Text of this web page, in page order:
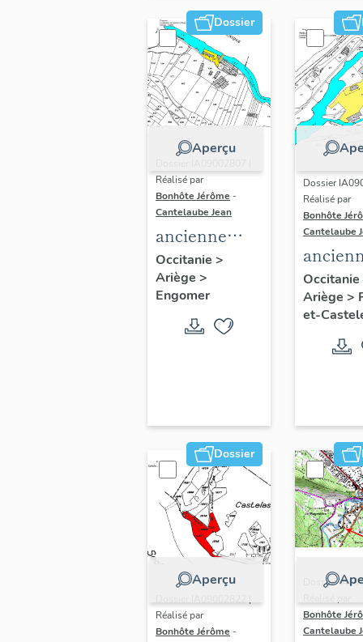
Dossier
Aperçu
Réalisé par
Bonhôte Jérôme -
Cantelaube Jean
ancienne
forge à la
catalane
Occitanie >
Ariège >
Engomer
Dossier
Réalisé par
Bonhôte
Cantelaube
forge à
forge
Occitanie
Ariège >
et-
Dossier
Aperçu
Réalisé par
Bonhôte Jérôme -
Dossier
Bonhôte
Cantelaube